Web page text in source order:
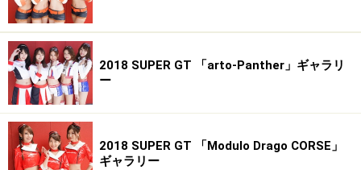
2018 SUPER GT 「arto-Panther」ギャラリ
ー
2018 SUPER GT 「Modulo Drago CORSE」
ギャラリー